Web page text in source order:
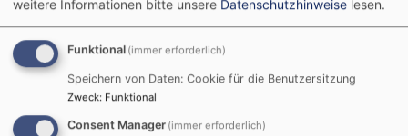
Trauung
weitere Informationen bitte unsere Datenschutzhinweise lesen.
Funktional (immer erforderlich)
Speichern von Daten: Cookie für die Benutzersitzung
Zweck: Funktional
Consent Manager (immer erforderlich)